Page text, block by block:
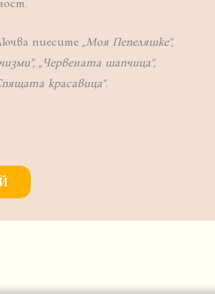
пиесите „Моя Пепеляшке”,
„Червената шапчица”,
красавица”.